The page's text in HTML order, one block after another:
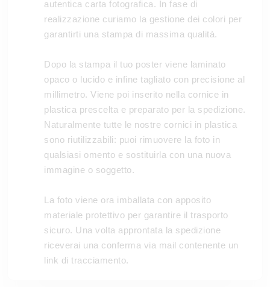
autentica carta fotografica. In fase di
realizzazione curiamo la gestione dei colori per
garantirti una stampa di massima qualità.
Dopo la stampa il tuo poster viene laminato
opaco o lucido e infine tagliato con precisione al
millimetro. Viene poi inserito nella cornice in
plastica prescelta e preparato per la spedizione.
Naturalmente tutte le nostre cornici in plastica
sono riutilizzabili: puoi rimuovere la foto in
qualsiasi omento e sostituirla con una nuova
immagine o soggetto.
La foto viene ora imballata con apposito
materiale protettivo per garantire il trasporto
sicuro. Una volta approntata la spedizione
riceverai una conferma via mail contenente un
link di tracciamento.